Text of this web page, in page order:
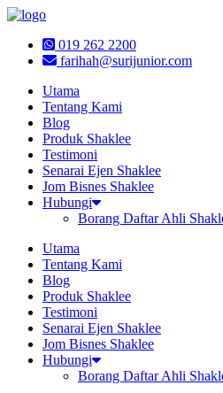
Skip
content
019 262 2200
farihah@surijunior.com
Utama
Tentang Kami
Blog
Produk Shaklee
Testimoni
Senarai Ejen Shaklee
Jom Bisnes Shaklee
Hubungi
Borang Daftar Ahli
Utama
Tentang Kami
Blog
Produk Shaklee
Testimoni
Senarai Ejen Shaklee
Jom Bisnes Shaklee
Hubungi
Borang Daftar Ahli